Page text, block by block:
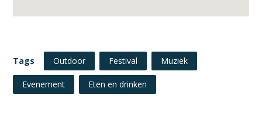
Tags Outdoor Festival Muziek
Evenement Eten en drinken